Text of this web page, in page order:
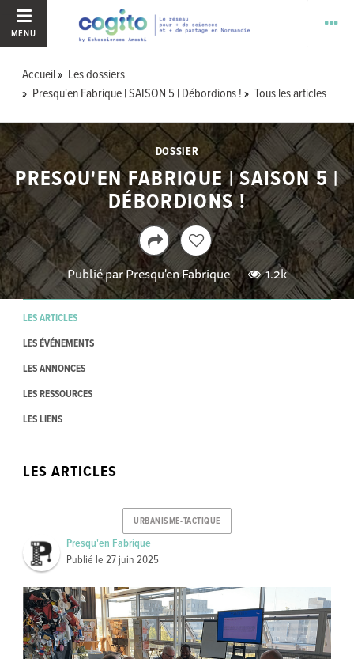
MENU
Accueil
Les dossiers
Presqu'en Fabrique | SAISON 5 | Débordions !
Tous les articles
DOSSIER
PRESQU'EN FABRIQUE | SAISON 5 |
DÉBORDIONS !
Publié parPresqu'en Fabrique 1.2k
LES ARTICLES
LES ÉVÉNEMENTS
LES ANNONCES
LES RESSOURCES
LES LIENS
LES ARTICLES
URBANISME-TACTIQUE
Presqu'en Fabrique
Publié le 27 juin 2025